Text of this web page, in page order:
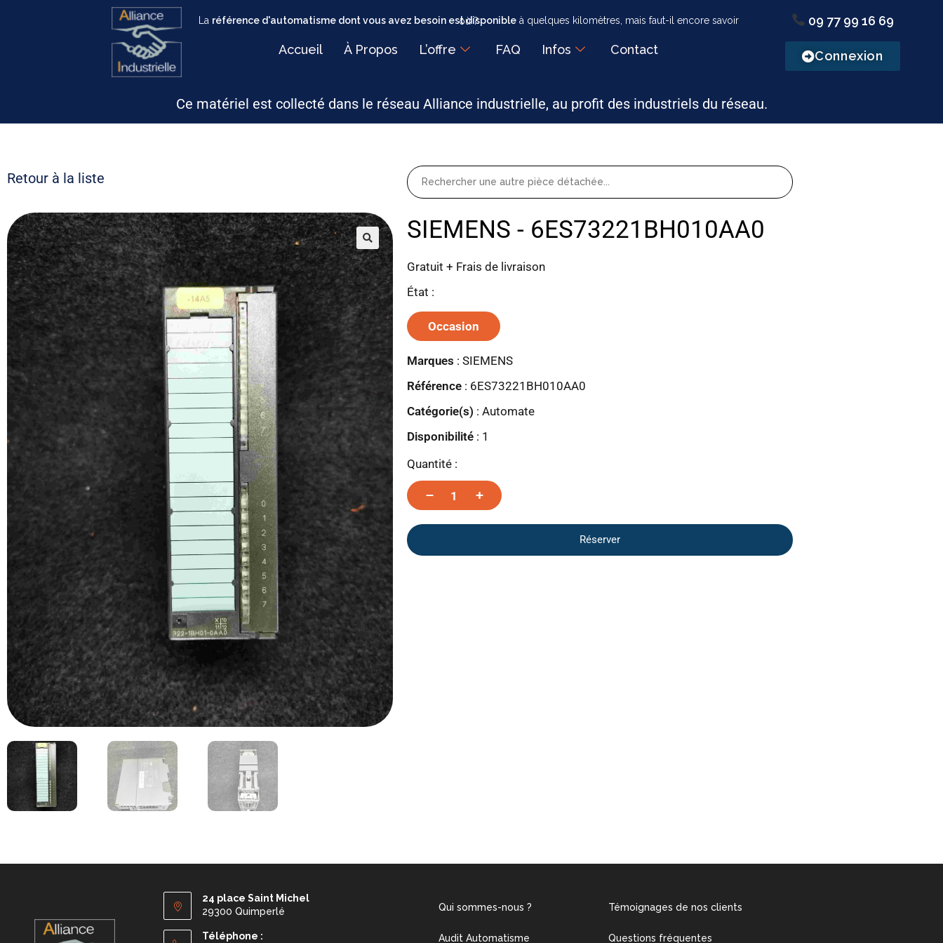
La référence d'automatisme dont vous avez besoin est disponible
à quelques kilomètres, mais faut-il encore savoir où ?
Accueil À Propos L’offre FAQ Infos Contact
09 77 99 16 69
Connexion
Ce matériel est collecté dans le réseau Alliance industrielle, au profit des industriels du réseau.
Retour à la liste
SIEMENS - 6ES73221BH010AA0
Gratuit + Frais de livraison
État :
Occasion
Marques : SIEMENS
Référence : 6ES73221BH010AA0
Catégorie(s) : Automate
Disponibilité : 1
Quantité :
– +
Réserver
24 place Saint Michel
29300 Quimperlé
Téléphone :
Qui sommes-nous ?
Audit Automatisme
Témoignages de nos clients
Questions fréquentes